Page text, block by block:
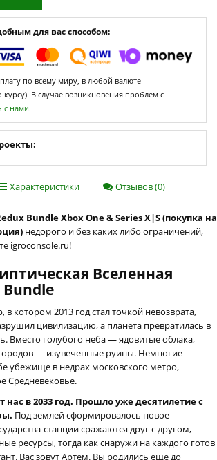
для вас способом:
по всему миру, в любой валюте
курсу). В случае возникновения проблем с
с нами.
Характеристики Отзывов (0)
Bundle Xbox One & Series X|S (покупка на
недорого и без каких либо ограничений,
igroconsole.ru!
Вселенная
в котором 2013 год стал точкой невозврата,
цивилизацию, а планета превратилась в
Вместо голубого неба — ядовитые облака,
— изувеченные руины. Немногие
убежище в недрах московского метро,
Средневековье.
нас в 2033 год. Прошло уже десятилетие с
Под землей сформировалось новое
станции сражаются друг с другом,
ресурсы, тогда как снаружи на каждого готов
Вас зовут Артем. Вы родились еще до